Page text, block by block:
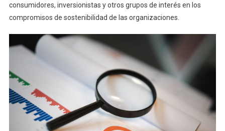
consumidores, inversionistas y otros grupos de interés en los
compromisos de sostenibilidad de las organizaciones.